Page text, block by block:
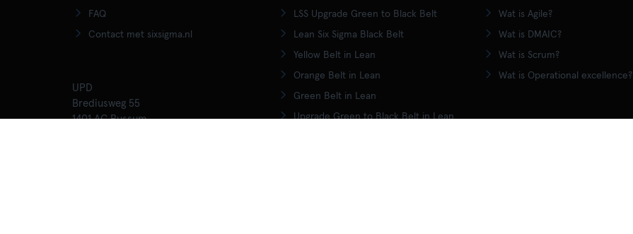
FAQ
Contact met sixsigma.nl
UPD
Brediusweg 55
1401 AC Bussum
LSS Upgrade Green to Black Belt
Lean Six Sigma Black Belt
Yellow Belt in Lean
Orange Belt in Lean
Green Belt in Lean
Upgrade Green to Black Belt in Lean
Wat is Agile?
Wat is DMAIC?
Wat is Scrum?
Wat is Operational excellence?